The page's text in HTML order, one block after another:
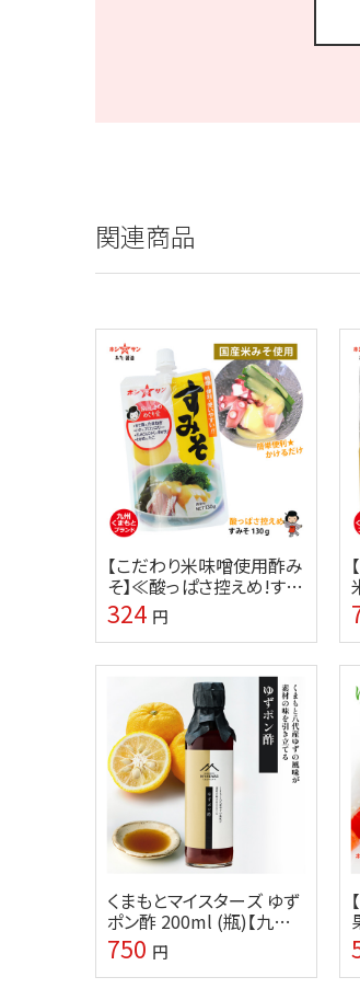
関連商品
【こだわり米味噌使用酢み
そ】≪酸っぱさ控えめ!すみ
そ 130g≫ 【九州くまもと
☆老舗味噌屋ホシサン】
324 円
くまもとマイスターズ ゆず
ポン酢 200ml (瓶)【九州
熊本の味噌・しょうゆ醸造
元ホシサン】
750 円